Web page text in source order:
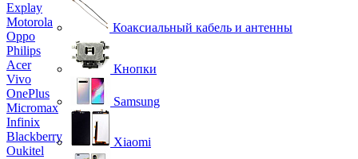
Explay
Motorola
Oppo
Philips
Acer
Vivo
OnePlus
Micromax
Infinix
Blackberry
Oukitel
Коаксиальный кабель и антенны
Кнопки
Samsung
Xiaomi